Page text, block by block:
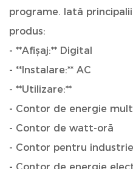
programe. Iată
produs:
- **Afișaj:** Digital
- **Instalare:** AC
- **Utilizare:**
- Contor de energie
- Contor de watt-oră
- Contor pentru